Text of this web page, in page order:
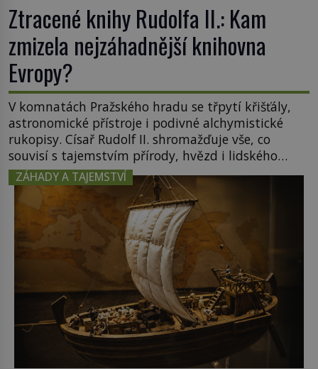
Ztracené knihy Rudolfa II.: Kam
zmizela nejzáhadnější knihovna
Evropy?
V komnatách Pražského hradu se třpytí křišťály,
astronomické přístroje i podivné alchymistické
rukopisy. Císař Rudolf II. shromažďuje vše, co
souvisí s tajemstvím přírody, hvězd i lidského
poznání. Jenže po jeho smrti se jeho slavné sbírky
začínají rozpadat a část z nich mizí navždy. Kdo
odnesl nejvzácnější knihy? A existují ještě někde
zapomenuté rukopisy, které nikdo […]
ZÁHADY A TAJEMSTVÍ